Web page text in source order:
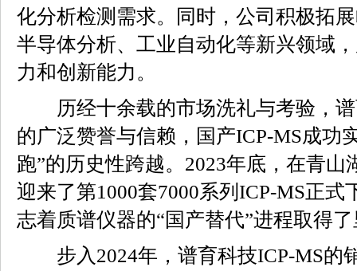
化分析检测需求。同时，公司积极拓
半导体分析、工业自动化等新兴领域
力和创新能力。
历经十余载的市场洗礼与考验，谱
的广泛赞誉与信赖，国产ICP-MS成功
跑”的历史性跨越。2023年底，在青山
迎来了第1000套7000系列ICP-MS正式
志着质谱仪器的“国产替代”进程取得
步入2024年，谱育科技ICP-MS的